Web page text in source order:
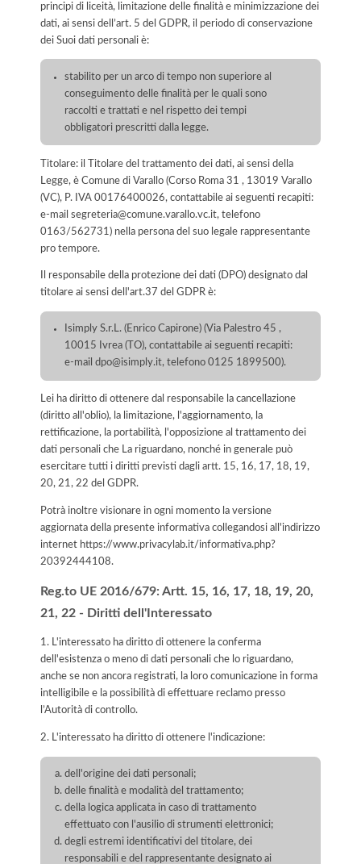
principi di liceità, limitazione delle finalità e minimizzazione dei
dati, ai sensi dell’art. 5 del GDPR, il periodo di conservazione
dei Suoi dati personali è:
stabilito per un arco di tempo non superiore al
conseguimento delle finalità per le quali sono
raccolti e trattati e nel rispetto dei tempi
obbligatori prescritti dalla legge.
Titolare: il Titolare del trattamento dei dati, ai sensi della
Legge, è Comune di Varallo (Corso Roma 31 , 13019 Varallo
(VC), P. IVA 00176400026, contattabile ai seguenti recapiti:
e-mail segreteria@comune.varallo.vc.it, telefono
0163/562731) nella persona del suo legale rappresentante
pro tempore.
Il responsabile della protezione dei dati (DPO) designato dal
titolare ai sensi dell'art.37 del GDPR è:
Isimply S.r.L. (Enrico Capirone) (Via Palestro 45 ,
10015 Ivrea (TO), contattabile ai seguenti recapiti:
e-mail dpo@isimply.it, telefono 0125 1899500).
Lei ha diritto di ottenere dal responsabile la cancellazione
(diritto all'oblio), la limitazione, l'aggiornamento, la
rettificazione, la portabilità, l'opposizione al trattamento dei
dati personali che La riguardano, nonché in generale può
esercitare tutti i diritti previsti dagli artt. 15, 16, 17, 18, 19,
20, 21, 22 del GDPR.
Potrà inoltre visionare in ogni momento la versione
aggiornata della presente informativa collegandosi all'indirizzo
internet https://www.privacylab.it/informativa.php?
20392444108.
Reg.to UE 2016/679: Artt. 15, 16, 17, 18, 19, 20,
21, 22 - Diritti dell'Interessato
1. L'interessato ha diritto di ottenere la conferma
dell'esistenza o meno di dati personali che lo riguardano,
anche se non ancora registrati, la loro comunicazione in forma
intelligibile e la possibilità di effettuare reclamo presso
l’Autorità di controllo.
2. L'interessato ha diritto di ottenere l'indicazione:
dell'origine dei dati personali;
delle finalità e modalità del trattamento;
della logica applicata in caso di trattamento
effettuato con l'ausilio di strumenti elettronici;
degli estremi identificativi del titolare, dei
responsabili e del rappresentante designato ai